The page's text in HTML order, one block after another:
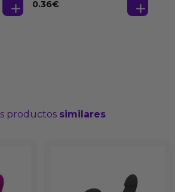
0.36€
productos similares